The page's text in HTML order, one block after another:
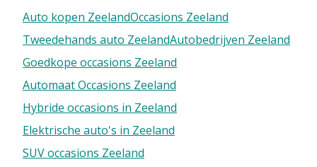
Auto kopen ZeelandOccasions Zeeland
Tweedehands auto ZeelandAutobedrijven Zeeland
Goedkope occasions Zeeland
Automaat Occasions Zeeland
Hybride occasions in Zeeland
Elektrische auto's in Zeeland
SUV occasions Zeeland